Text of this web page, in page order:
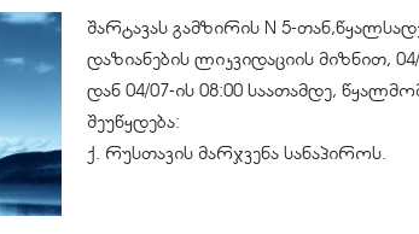
შარტავას გამზირის N 5-
დაზიანების ლიკვიდაციის მიზნით,
დან 04/07-ის 08:00 საათამდე,
შეუწყდება:
ქ. რუსთავის მარჯვენა სანაპიროს.